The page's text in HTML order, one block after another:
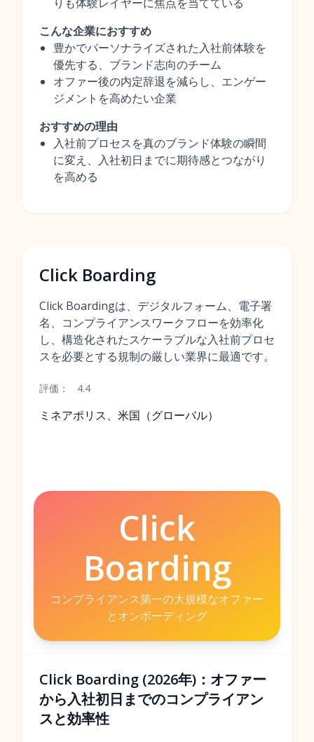
こんな企業におすすめ
豊かでパーソナライズされた入社前体験を
優先する、ブランド志向のチーム
オファー後の内定辞退を減らし、エンゲー
ジメントを高めたい企業
おすすめの理由
入社前プロセスを真のブランド体験の瞬間
に変え、入社初日までに期待感とつながり
を高める
Click Boarding
Click Boardingは、デジタルフォーム、電子署
名、コンプライアンスワークフローを効率化
し、構造化されたスケーラブルな入社前プロセ
スを必要とする規制の厳しい業界に最適です。
評価： 4.4
ミネアポリス、米国（グローバル）
Click
Boarding
コンプライアンス第一の大規模なオファー
とオンボーディング
Click Boarding (2026年)：オファー
から入社初日までのコンプライアン
スと効率性